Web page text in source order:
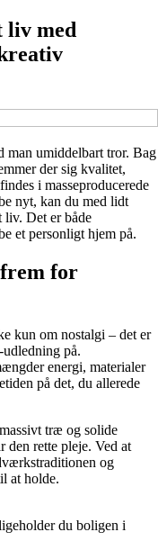
liv med
man umiddelbart tror. Bag
der sig kvalitet,
i masseproducerede
nyt, kan du med lidt
liv. Det er både
et personligt hjem på.
for
kun om nostalgi – det er
på.
energi, materialer
på det, du allerede
træ og solide
den rette pleje. Ved at
og
at holde.
du boligen i